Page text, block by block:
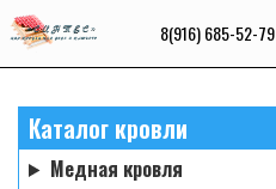
8(916) 685-52-79
Каталог кровли
Медная кровля